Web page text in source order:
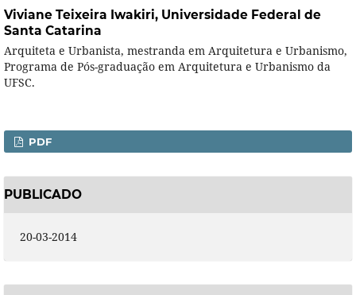
Viviane Teixeira Iwakiri, Universidade Federal de
Santa Catarina
Arquiteta e Urbanista, mestranda em Arquitetura e Urbanismo,
Programa de Pós-graduação em Arquitetura e Urbanismo da
UFSC.
PDF
PUBLICADO
20-03-2014